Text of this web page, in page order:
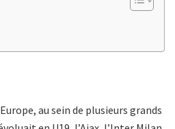
au sein de plusieurs grands